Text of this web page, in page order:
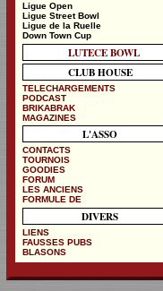
Ligue Open
Ligue Street Bowl
Ligue de la Ruelle
Down Town Cup
LUTECE BOWL
CLUB HOUSE
TELECHARGEMENTS
PODCAST
BRIKABRAK
MAGAZINES
L'ASSO
CONTACTS
TOURNOIS
GOODIES
FORUM
LES ANCIENS
FORMULE DE
DIVERS
LIENS
FAUSSES PUBS
BLASONS